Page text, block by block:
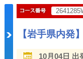
【岩手県内
10月04日 出